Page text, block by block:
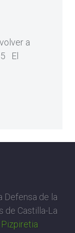
a
El
Defensa de la
de Castilla-La
Pizpiretia